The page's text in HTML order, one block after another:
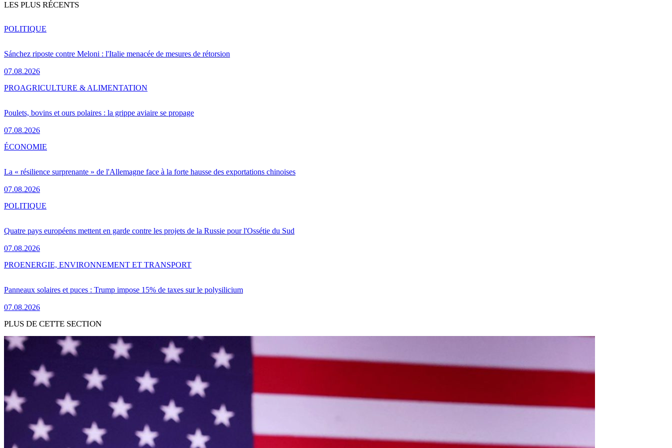
LES PLUS RÉCENTS
Sánchez riposte contre Meloni : l'Italie menacée de mesures de rétorsion
07.08.2026
POLITIQUE
Poulets, bovins et ours polaires : la grippe aviaire se propage
07.08.2026
PROAGRICULTURE & ALIMENTATION
La « résilience surprenante » de l'Allemagne face à la forte hausse des exportations chinoises
07.08.2026
ÉCONOMIE
Quatre pays européens mettent en garde contre les projets de la Russie pour l'Ossétie du Sud
07.08.2026
POLITIQUE
Panneaux solaires et puces : Trump impose 15% de taxes sur le polysilicium
07.08.2026
PROENERGIE, ENVIRONNEMENT ET TRANSPORT
PLUS DE CETTE SECTION